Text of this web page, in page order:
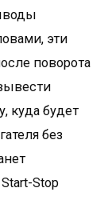
эти
поворота
куда будет
без
Stop